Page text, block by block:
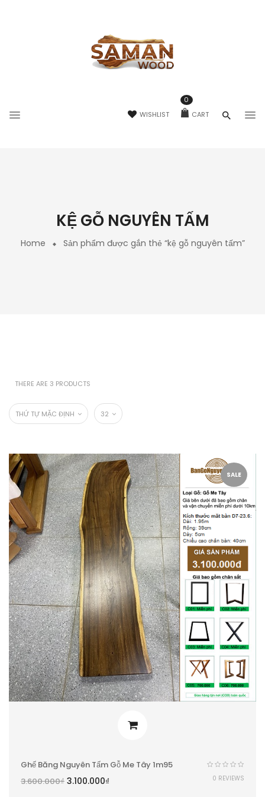
WISHLIST CART
0
KỆ GỖ NGUYÊN TẤM
Home Sản phẩm được gắn thẻ “kệ gỗ nguyên tấm”
THERE ARE 3 PRODUCTS
THỨ TỰ MẶC ĐỊNH 32
SALE
Ghế Băng Nguyên Tấm Gỗ Me Tây 1m95
3.600.000₫ 3.100.000₫ 0 REVIEWS